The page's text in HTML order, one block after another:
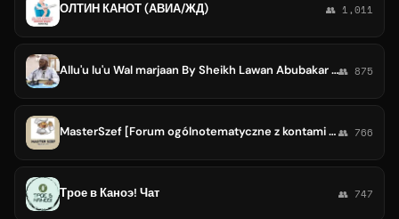
ОЛТИН КАНОТ (АВИА/ЖД) 👥 1,011
Allu'u lu'u Wal marjaan By Sheikh Lawan Abubakar Shu'aib Triumph Kano👥 875
MasterSzef [Forum ogólnotematyczne z kontami premium] Listy M3U IPTV MAC, VPN, Filmy, Seriale, Muzyka, Skanowanie i wiele więcej👥 766
Трое в Каноэ! Чат 👥 747